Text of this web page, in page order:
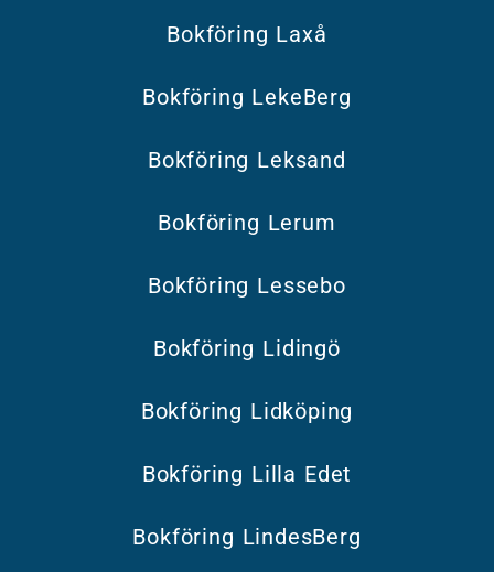
Bokföring Laxå
Bokföring LekeBerg
Bokföring Leksand
Bokföring Lerum
Bokföring Lessebo
Bokföring Lidingö
Bokföring Lidköping
Bokföring Lilla Edet
Bokföring LindesBerg